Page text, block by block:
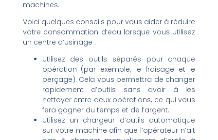
machines.
Voici quelques conseils pour vous aider à réduire
votre consommation d’eau lorsque vous utilisez
un centre d’usinage :
Utilisez des outils séparés pour chaque
opération (par exemple, le fraisage et le
perçage). Cela vous permettra de changer
rapidement d’outils sans avoir à les
nettoyer entre deux opérations, ce qui vous
fera gagner du temps et de l’argent.
Utilisez un chargeur d’outils automatique
sur votre machine afin que l’opérateur n’ait